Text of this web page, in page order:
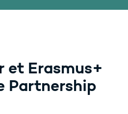
et Erasmus+
Partnership